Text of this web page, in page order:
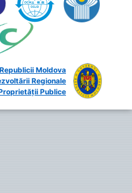
Moldova
Regionale
Publice